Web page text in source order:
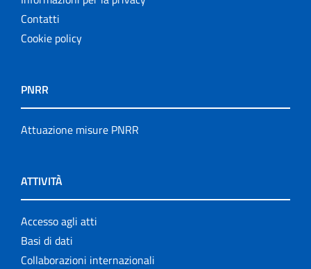
Contatti
Cookie policy
PNRR
Attuazione misure PNRR
ATTIVITÀ
Accesso agli atti
Basi di dati
Collaborazioni internazionali